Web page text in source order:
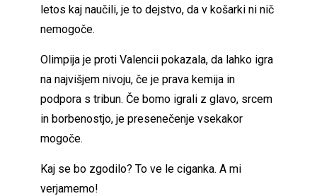
letos kaj naučili, je to dejstvo, da v košarki ni nič
nemogoče.
Olimpija je proti Valencii pokazala, da lahko igra
na najvišjem nivoju, če je prava kemija in
podpora s tribun. Če bomo igrali z glavo, srcem
in borbenostjo, je presenečenje vsekakor
mogoče.
Kaj se bo zgodilo? To ve le ciganka. A mi
verjamemo!